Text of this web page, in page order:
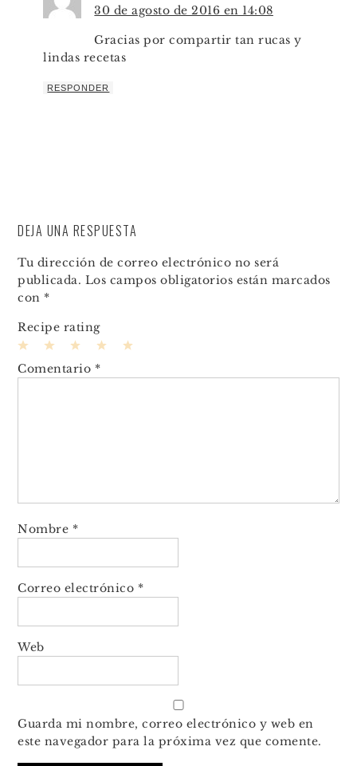
30 de agosto de 2016 en 14:08
Gracias por compartir tan rucas y
lindas recetas
RESPONDER
DEJA UNA RESPUESTA
Tu dirección de correo electrónico no será
publicada. Los campos obligatorios están marcados
con *
Recipe rating
Stars
4
Stars
3
Stars
2
Stars
1
Star
Comentario *
Nombre *
Correo electrónico *
Web
Guarda mi nombre, correo electrónico y web en
este navegador para la próxima vez que comente.